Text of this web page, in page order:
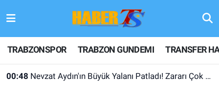
TRABZONSPOR TRABZON GUNDEMI TRANSFER
00:48 Nevzat Aydın'ın Büyük Yalanı Patladı! Zararı Çok Desteği Yok
TRABZONSPOR
TRABZON GUNDEMI
Hava Durumu
Trafik Durumu